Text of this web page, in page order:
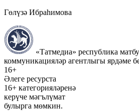
Гөлүзә Ибраһимова
«Татмедиа» республика
коммуникацияләр агентлыгы ярдәме
16+
Әлеге ресурста
16+ категорияләренә
керүче мәгълүмат
булырга мөмкин.